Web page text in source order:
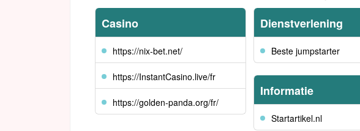
Casino
https://nix-bet.net/
https://InstantCasino.live/fr
https://golden-panda.org/fr/
Dienstverlening
Beste jumpstarter
Informatie
Startartikel.nl